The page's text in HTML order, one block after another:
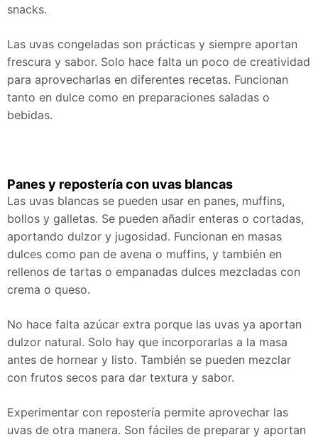
snacks.
Las uvas congeladas son prácticas y siempre aportan
frescura y sabor. Solo hace falta un poco de creatividad
para aprovecharlas en diferentes recetas. Funcionan
tanto en dulce como en preparaciones saladas o
bebidas.
Panes y repostería con uvas blancas
Las uvas blancas se pueden usar en panes, muffins,
bollos y galletas. Se pueden añadir enteras o cortadas,
aportando dulzor y jugosidad. Funcionan en masas
dulces como pan de avena o muffins, y también en
rellenos de tartas o empanadas dulces mezcladas con
crema o queso.
No hace falta azúcar extra porque las uvas ya aportan
dulzor natural. Solo hay que incorporarlas a la masa
antes de hornear y listo. También se pueden mezclar
con frutos secos para dar textura y sabor.
Experimentar con repostería permite aprovechar las
uvas de otra manera. Son fáciles de preparar y aportan